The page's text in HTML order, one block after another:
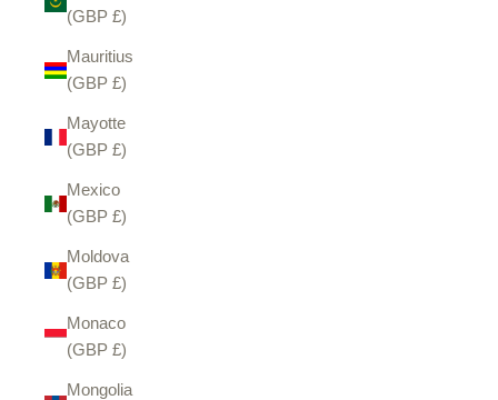
(GBP £)
Mauritius
(GBP £)
Mayotte
(GBP £)
Mexico
(GBP £)
Moldova
(GBP £)
Monaco
(GBP £)
Mongolia